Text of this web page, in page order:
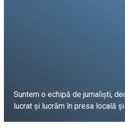
Suntem o echipă de jurnaliști,
lucrat și lucrăm în presa locală